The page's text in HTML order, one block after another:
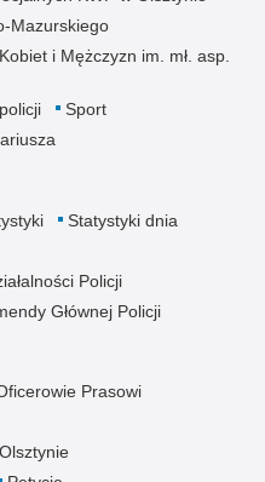
Mazurskiego
i Mężczyzn im. mł. asp.
Sport
Statystyki dnia
Policji
Głównej Policji
Prasowi